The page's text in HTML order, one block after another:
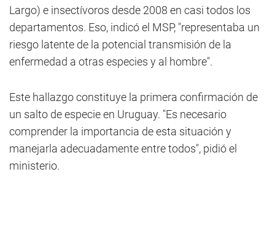
Largo) e insectívoros desde 2008 en casi todos los
departamentos. Eso, indicó el MSP, "representaba un
riesgo latente de la potencial transmisión de la
enfermedad a otras especies y al hombre".
Este hallazgo constituye la primera confirmación de
un salto de especie en Uruguay. "Es necesario
comprender la importancia de esta situación y
manejarla adecuadamente entre todos", pidió el
ministerio.